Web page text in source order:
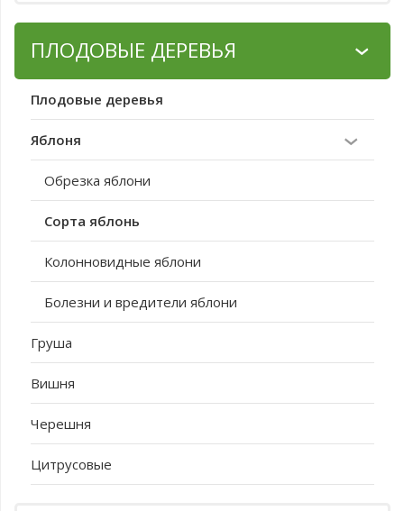
ПЛОДОВЫЕ ДЕРЕВЬЯ
Плодовые деревья
Яблоня
Обрезка яблони
Сорта яблонь
Колонновидные яблони
Болезни и вредители яблони
Груша
Вишня
Черешня
Цитрусовые